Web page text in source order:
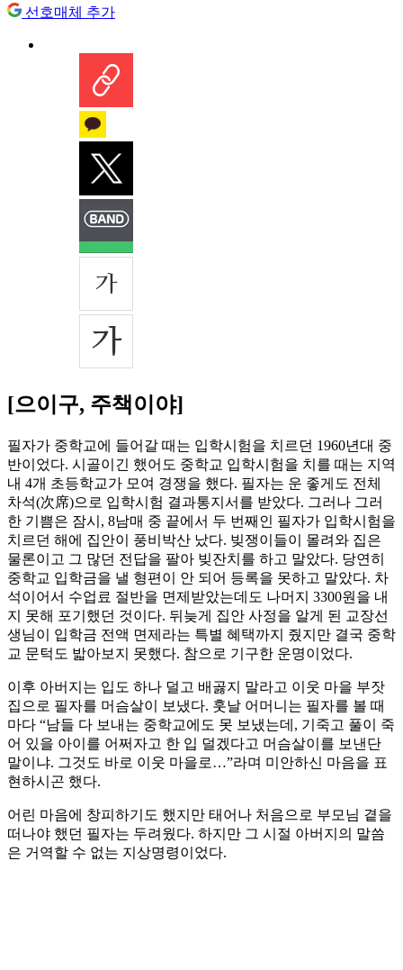
선호매체 추가
[으이구, 주책이야]
필자가 중학교에 들어갈 때는 입학시험을 치르던 1960년대 중
반이었다. 시골이긴 했어도 중학교 입학시험을 치를 때는 지역
내 4개 초등학교가 모여 경쟁을 했다. 필자는 운 좋게도 전체
차석(次席)으로 입학시험 결과통지서를 받았다. 그러나 그러
한 기쁨은 잠시, 8남매 중 끝에서 두 번째인 필자가 입학시험을
치르던 해에 집안이 풍비박산 났다. 빚쟁이들이 몰려와 집은
물론이고 그 많던 전답을 팔아 빚잔치를 하고 말았다. 당연히
중학교 입학금을 낼 형편이 안 되어 등록을 못하고 말았다. 차
석이어서 수업료 절반을 면제받았는데도 나머지 3300원을 내
지 못해 포기했던 것이다. 뒤늦게 집안 사정을 알게 된 교장선
생님이 입학금 전액 면제라는 특별 혜택까지 줬지만 결국 중학
교 문턱도 밟아보지 못했다. 참으로 기구한 운명이었다.
이후 아버지는 입도 하나 덜고 배곯지 말라고 이웃 마을 부잣
집으로 필자를 머슴살이 보냈다. 훗날 어머니는 필자를 볼 때
마다 “남들 다 보내는 중학교에도 못 보냈는데, 기죽고 풀이 죽
어 있을 아이를 어쩌자고 한 입 덜겠다고 머슴살이를 보낸단
말이냐. 그것도 바로 이웃 마을로…”라며 미안하신 마음을 표
현하시곤 했다.
어린 마음에 창피하기도 했지만 태어나 처음으로 부모님 곁을
떠나야 했던 필자는 두려웠다. 하지만 그 시절 아버지의 말씀
은 거역할 수 없는 지상명령이었다.